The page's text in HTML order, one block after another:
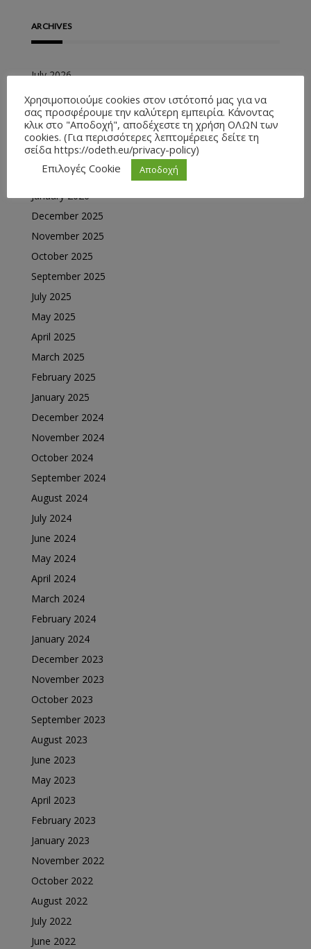
ARCHIVES
July 2026
June 2026
May 2026
April 2026
March 2026
February 2026
January 2026
December 2025
November 2025
October 2025
September 2025
July 2025
May 2025
April 2025
March 2025
February 2025
January 2025
December 2024
November 2024
October 2024
September 2024
August 2024
July 2024
June 2024
May 2024
April 2024
March 2024
February 2024
January 2024
December 2023
November 2023
October 2023
September 2023
August 2023
June 2023
May 2023
April 2023
February 2023
January 2023
November 2022
October 2022
August 2022
July 2022
June 2022
Χρησιμοποιούμε cookies στον ιστότοπό μας για να
σας προσφέρουμε την καλύτερη εμπειρία. Κάνοντας
κλικ στο "Αποδοχή", αποδέχεστε τη χρήση ΟΛΩΝ των
cookies. (Για περισσότερες λεπτομέρειες δείτε τη
σείδα https://odeth.eu/privacy-policy)
Επιλογές Cookie
Αποδοχή